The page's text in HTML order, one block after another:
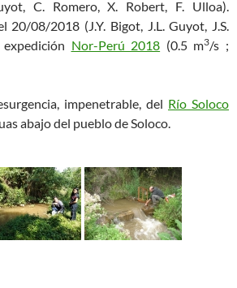
C. Romero, X. Robert, F. Ulloa).
20/08/2018 (J.Y. Bigot, J.L. Guyot, J.S.
Nor-Perú 2018 (0.5 m3/s ;
impenetrable, del Río Soloco
abajo del pueblo de Soloco.